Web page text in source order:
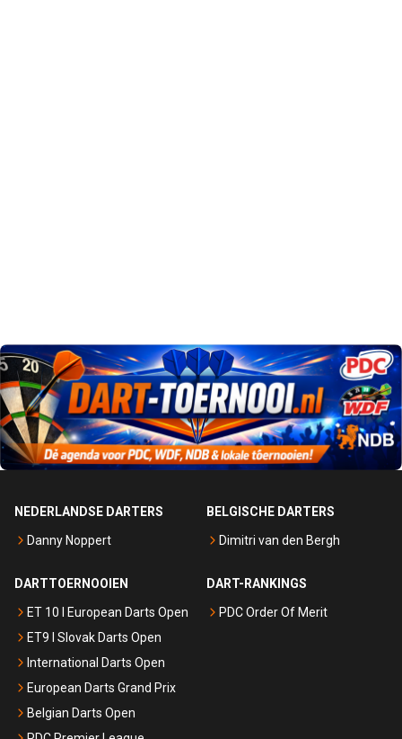
NEDERLANDSE DARTERS
Danny Noppert
BELGISCHE DARTERS
Dimitri van den Bergh
DARTTOERNOOIEN
ET 10 I European Darts Open
ET9 I Slovak Darts Open
International Darts Open
European Darts Grand Prix
Belgian Darts Open
DART-RANKINGS
PDC Order Of Merit